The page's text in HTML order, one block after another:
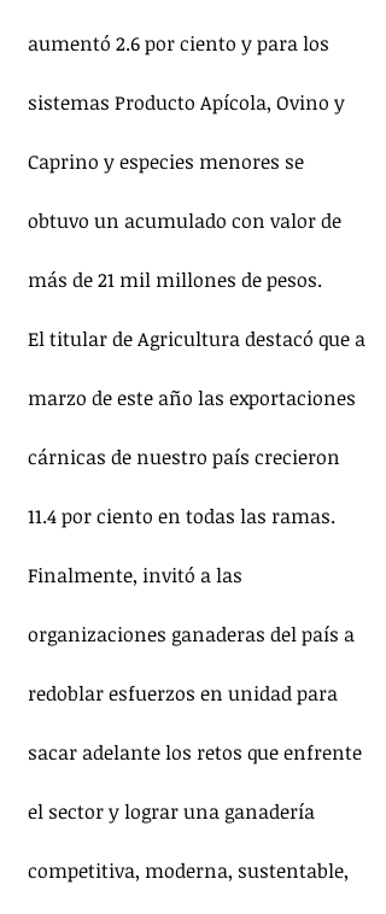
aumentó 2.6 por ciento y para los
sistemas Producto Apícola, Ovino y
Caprino y especies menores se
obtuvo un acumulado con valor de
más de 21 mil millones de pesos.
El titular de Agricultura destacó que a
marzo de este año las exportaciones
cárnicas de nuestro país crecieron
11.4 por ciento en todas las ramas.
Finalmente, invitó a las
organizaciones ganaderas del país a
redoblar esfuerzos en unidad para
sacar adelante los retos que enfrente
el sector y lograr una ganadería
competitiva, moderna, sustentable,